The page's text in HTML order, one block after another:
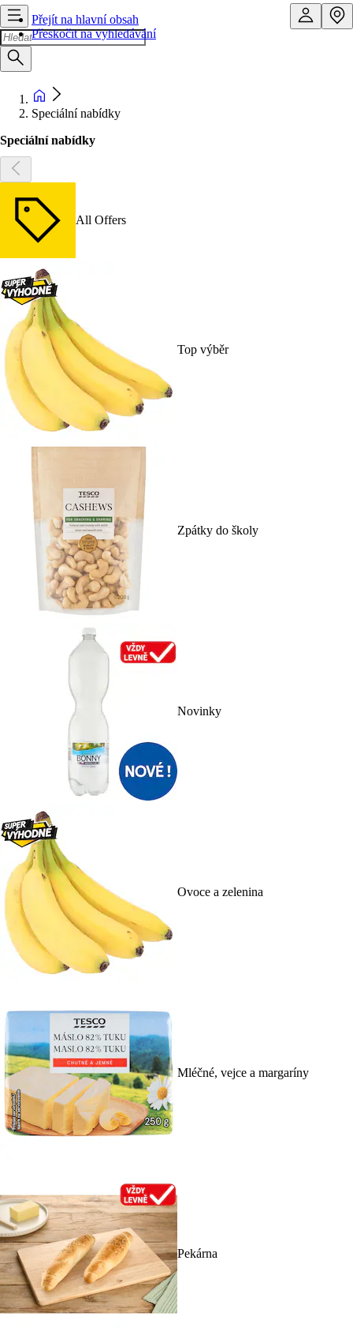
Přejít na hlavní obsah
Přeskočit na vyhledávání
Speciální nabídky
Speciální nabídky
All Offers
Top výběr
Zpátky do školy
Novinky
Ovoce a zelenina
Mléčné, vejce a margaríny
Pekárna